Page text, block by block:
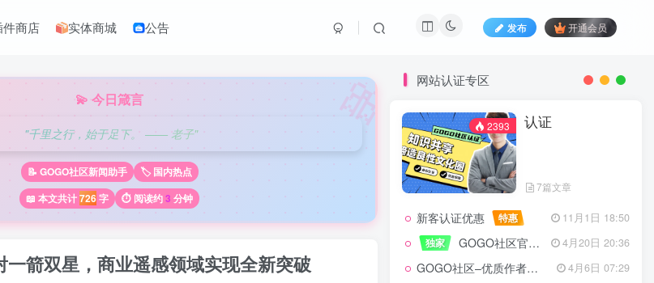
件商店 实体商城 公告 发布 开通会员
🎀
💫 今日箴言
"千里之行，始于足下。 —— 老子"
📝 GOGO社区新闻助手
🏷️ 国内热点
📖 本文共计726字 ⏱️ 阅读约3 分钟
一箭双星，商业遥感领域实现全新突破
网站认证专区
2393 认证
7篇文章
新客认证优惠 特惠
11月1日 18:50
独家
GOGO社区官方成员认证 4月20日 20:36
GOGO社区–优质作者认证 4月6日 07:29